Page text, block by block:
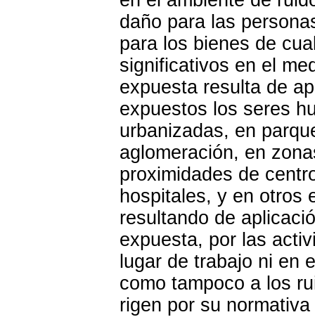
daño para las
para los bienes de
significativos en el
expuesta resulta de
expuestos los seres
urbanizadas, en
aglomeración, en
proximidades de
hospitales, y en otros
resultando de
expuesta, por las
lugar de trabajo ni en
como tampoco a los
rigen por su